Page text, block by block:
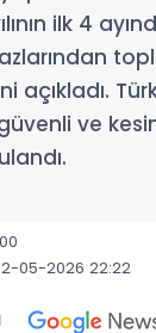
ilk 4
ve
05-2026 22:22